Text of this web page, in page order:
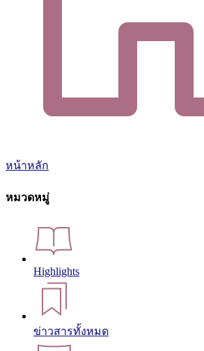
หน้าหลัก
หมวดหมู่
Highlights
ข่าวสารทั้งหมด